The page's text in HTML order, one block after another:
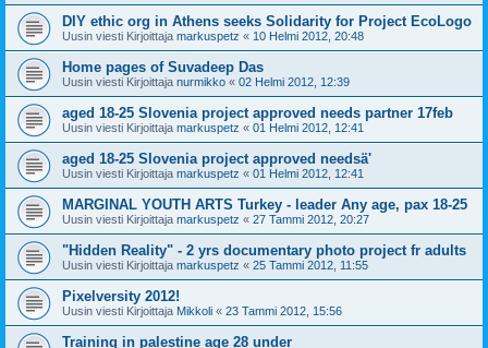
DIY ethic org in Athens seeks Solidarity for Project EcoLogo
Uusin viesti Kirjoittaja markuspetz « 10 Helmi 2012, 20:48
Home pages of Suvadeep Das
Uusin viesti Kirjoittaja nurmikko « 02 Helmi 2012, 12:39
aged 18-25 Slovenia project approved needs partner 17feb
Uusin viesti Kirjoittaja markuspetz « 01 Helmi 2012, 12:41
aged 18-25 Slovenia project approved needsä'
Uusin viesti Kirjoittaja markuspetz « 01 Helmi 2012, 12:41
MARGINAL YOUTH ARTS Turkey - leader Any age, pax 18-25
Uusin viesti Kirjoittaja markuspetz « 27 Tammi 2012, 20:27
"Hidden Reality" - 2 yrs documentary photo project fr adults
Uusin viesti Kirjoittaja markuspetz « 25 Tammi 2012, 11:55
Pixelversity 2012!
Uusin viesti Kirjoittaja Mikkoli « 23 Tammi 2012, 15:56
Training in palestine age 28 under